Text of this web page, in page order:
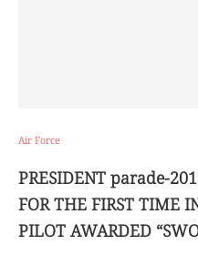
Air Force
PRESIDENT parade-
FOR THE FIRST TIME
PILOT AWARDED